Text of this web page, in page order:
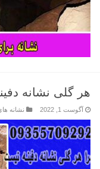
هر گلی نشانه
آگوست 1, 2022 نشانه